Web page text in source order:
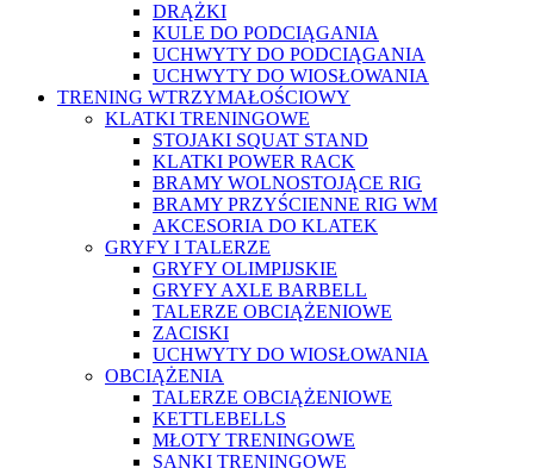
DRĄŻKI
KULE DO PODCIĄGANIA
UCHWYTY DO PODCIĄGANIA
UCHWYTY DO WIOSŁOWANIA
TRENING WTRZYMAŁOŚCIOWY
KLATKI TRENINGOWE
STOJAKI SQUAT STAND
KLATKI POWER RACK
BRAMY WOLNOSTOJĄCE RIG
BRAMY PRZYŚCIENNE RIG WM
AKCESORIA DO KLATEK
GRYFY I TALERZE
GRYFY OLIMPIJSKIE
GRYFY AXLE BARBELL
TALERZE OBCIĄŻENIOWE
ZACISKI
UCHWYTY DO WIOSŁOWANIA
OBCIĄŻENIA
TALERZE OBCIĄŻENIOWE
KETTLEBELLS
MŁOTY TRENINGOWE
SANKI TRENINGOWE